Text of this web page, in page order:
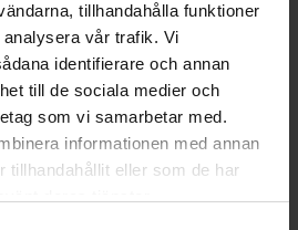
tillhandahålla funktioner
vår trafik. Vi
identifierare och annan
till de sociala medier och
som vi samarbetar med.
informationen med annan
tillhandahållit eller som de har
med Stektermometer